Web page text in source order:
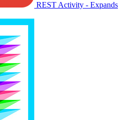
REST Activity - Expands